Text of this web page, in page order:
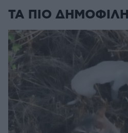
ΤΑ ΠΙΟ ΔΗΜΟΦΙΛΗ